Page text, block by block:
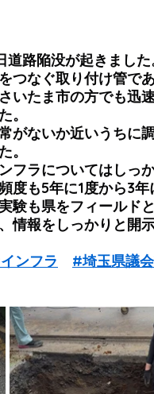
路陥没が起きました
つなぐ取り付け管で
いたま市の方でも迅
。
がないか近いうちに
。
フラについてはしっ
度も5年に1度から3
験も県をフィールド
情報をしっかりと開
ンフラ
#埼玉県議